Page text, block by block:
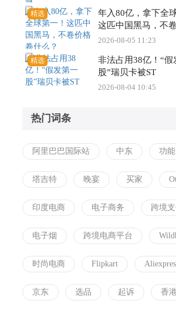
精选
年入80亿，拿下全
这匹中国黑马，不
什么？
2026-08-05 11:23
精选
非法占用38亿！“假
股”瑞贝卡被ST
2026-08-04 10:45
热门词条
阿里巴巴国际站 中东 功能
塔吉特 晚宴 买家
印度电商 电子商务 跨境
电子烟 跨境电商平台
时尚电商 Flipkart
京东 选品 起诉 香港